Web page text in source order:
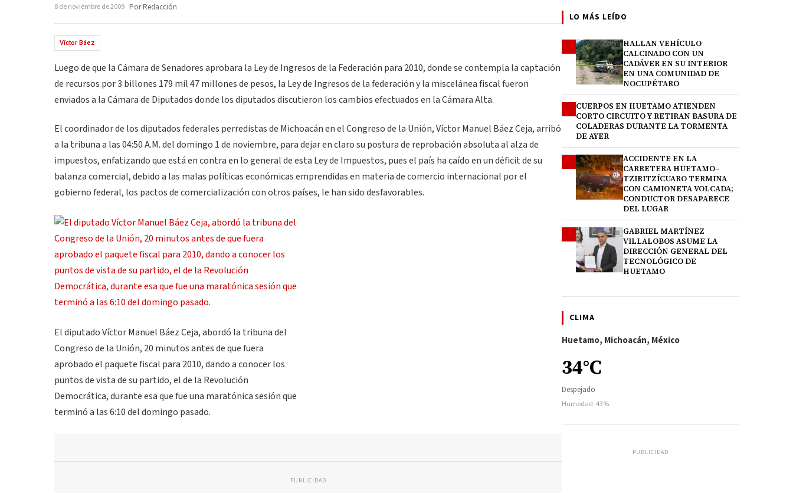
8 de noviembre de 2009 Por Redacción
Víctor Báez
Luego de que la Cámara de Senadores aprobara la Ley de Ingresos de la Federación para 2010, donde se contempla la captación
de recursos por 3 billones 179 mil 47 millones de pesos, la Ley de Ingresos de la federación y la miscelánea fiscal fueron
enviados a la Cámara de Diputados donde los diputados discutieron los cambios efectuados en la Cámara Alta.
El coordinador de los diputados federales perredistas de Michoacán en el Congreso de la Unión, Víctor Manuel Báez Ceja, arribó
a la tribuna a las 04:50 A.M. del domingo 1 de noviembre, para dejar en claro su postura de reprobación absoluta al alza de
impuestos, enfatizando que está en contra en lo general de esta Ley de Impuestos, pues el país ha caído en un déficit de su
balanza comercial, debido a las malas políticas económicas emprendidas en materia de comercio internacional por el
gobierno federal, los pactos de comercialización con otros países, le han sido desfavorables.
El diputado Víctor Manuel Báez Ceja, abordó la tribuna del
Congreso de la Unión, 20 minutos antes de que fuera
aprobado el paquete fiscal para 2010, dando a conocer los
puntos de vista de su partido, el de la Revolución
Democrática, durante esa que fue una maratónica sesión que
terminó a las 6:10 del domingo pasado.
PUBLICIDAD
LO MÁS LEÍDO
HALLAN VEHÍCULO
CALCINADO CON UN
CADÁVER EN SU INTERIOR
EN UNA COMUNIDAD DE
NOCUPÉTARO
CUERPOS EN HUETAMO ATIENDEN
CORTO CIRCUITO Y RETIRAN BASURA DE
COLADERAS DURANTE LA TORMENTA
DE AYER
ACCIDENTE EN LA
CARRETERA HUETAMO–
TZIRITZÍCUARO TERMINA
CON CAMIONETA VOLCADA;
CONDUCTOR DESAPARECE
DEL LUGAR
GABRIEL MARTÍNEZ
VILLALOBOS ASUME LA
DIRECCIÓN GENERAL DEL
TECNOLÓGICO DE
HUETAMO
CLIMA
Huetamo, Michoacán, México
34°C
Despejado
Humedad: 43%
PUBLICIDAD